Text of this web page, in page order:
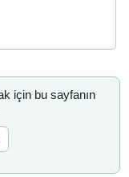
için bu sayfanın